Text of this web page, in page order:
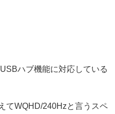
ハブ機能に対応している
てWQHD/240Hzと言うスペ